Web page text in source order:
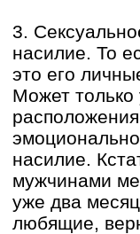
3.
насилие. То
это его
Может только
насилие.
мужчинами
уже два
любящие,